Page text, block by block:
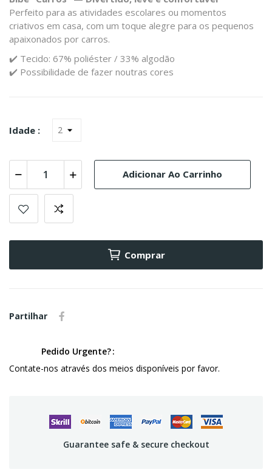
Perfeito para as atividades escolares ou momentos
criativos em casa, com um toque alegre para os pequenos
apaixonados por carros.
✔️ Tecido: 67% poliéster / 33% algodão
✔️ Possibilidade de fazer noutras cores
Idade :
Adicionar Ao Carrinho
Comprar
Partilhar
Pedido Urgente?
Contate-nos através dos meios disponíveis por favor.
Guarantee safe & secure checkout